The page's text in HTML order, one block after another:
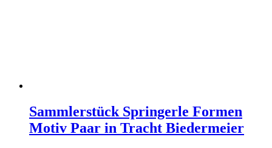
Sammlerstück Springerle Formen
Motiv Paar in Tracht Biedermeier